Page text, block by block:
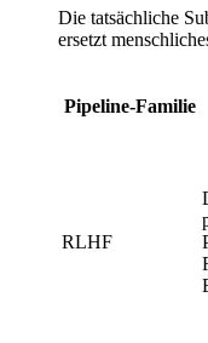
Die tatsächliche
ersetzt
Pipeline-Familie
RLHF